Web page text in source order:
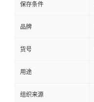
保存条件
品牌
货号
用途
组织来源